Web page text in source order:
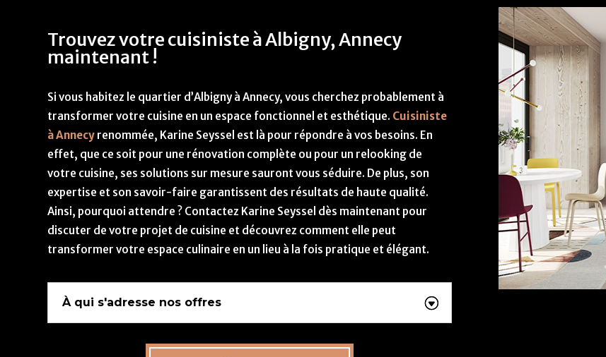
Trouvez votre cuisiniste à Albigny, Annecy
maintenant !
Si vous habitez le quartier d’Albigny à Annecy, vous cherchez probablement à
transformer votre cuisine en un espace fonctionnel et esthétique. Cuisiniste
à Annecy renommée, Karine Seyssel est là pour répondre à vos besoins. En
effet, que ce soit pour une rénovation complète ou pour un relooking de
votre cuisine, ses solutions sur mesure sauront vous séduire. De plus, son
expertise et son savoir-faire garantissent des résultats de haute qualité.
Ainsi, pourquoi attendre ? Contactez Karine Seyssel dès maintenant pour
discuter de votre projet de cuisine et découvrez comment elle peut
transformer votre espace culinaire en un lieu à la fois pratique et élégant.
À qui s'adresse nos offres